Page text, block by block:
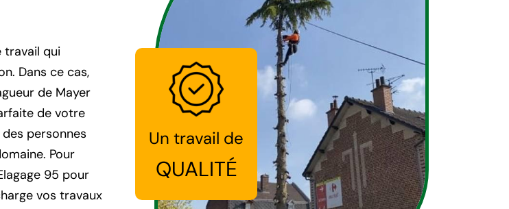
travail qui
Dans ce cas,
de Mayer
de votre
personnes
Pour
95 pour
vos travaux
Un travail de
QUALITÉ